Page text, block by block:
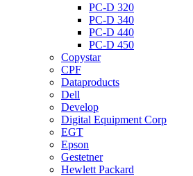
PC-D 320
PC-D 340
PC-D 440
PC-D 450
Copystar
CPF
Dataproducts
Dell
Develop
Digital Equipment Corp
EGT
Epson
Gestetner
Hewlett Packard